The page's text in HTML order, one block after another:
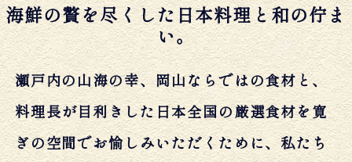
海鮮の贅を尽くした日本料理と和の佇ま
い。
瀬戸内の山海の幸、岡山ならではの食材と、
料理長が目利きした日本全国の厳選食材を寛
ぎの空間でお愉しみいただくために、私たち